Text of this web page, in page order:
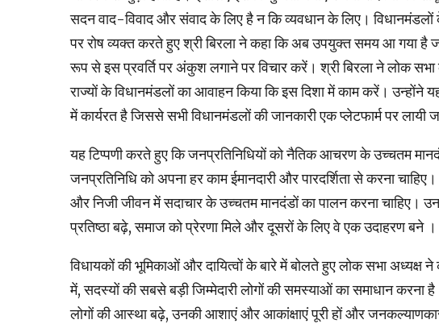
सदन वाद-विवाद और संवाद के लिए है न कि व्यवधान के लिए।
पर रोष व्यक्त करते हुए श्री बिरला ने कहा कि अब उपयुक्त समय आ गया
रूप से इस प्रवर्ति पर अंकुश लगाने पर विचार करें। श्री बिरला ने लोक
राज्यों के विधानमंडलों का आवाहन किया कि इस दिशा में काम करें। उन्होंने
में कार्यरत है जिससे सभी विधानमंडलों की जानकारी एक प्लेटफार्म पर लायी
यह टिप्पणी करते हुए कि जनप्रतिनिधियों को नैतिक आचरण के उच्चतम
जनप्रतिनिधि को अपना हर काम ईमानदारी और पारदर्शिता से करना
और निजी जीवन में सदाचार के उच्चतम मानदंडों का पालन करना चाहिए।
प्रतिष्ठा बढ़े, समाज को प्रेरणा मिले और दूसरों के लिए वे एक उदाहरण बने ।
विधायकों की भूमिकाओं और दायित्वों के बारे में बोलते हुए लोक सभा
में, सदस्यों की सबसे बड़ी जिम्मेदारी लोगों की समस्याओं का समाधान करना
लोगों की आस्था बढ़े, उनकी आशाएं और आकांक्षाएं पूरी हों और